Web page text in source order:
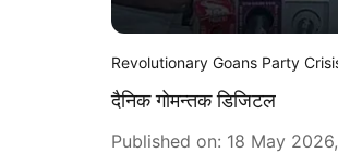
Revolutionary Goans Party
दैनिक गोमन्तक डिजिटल
Published on: 18 May